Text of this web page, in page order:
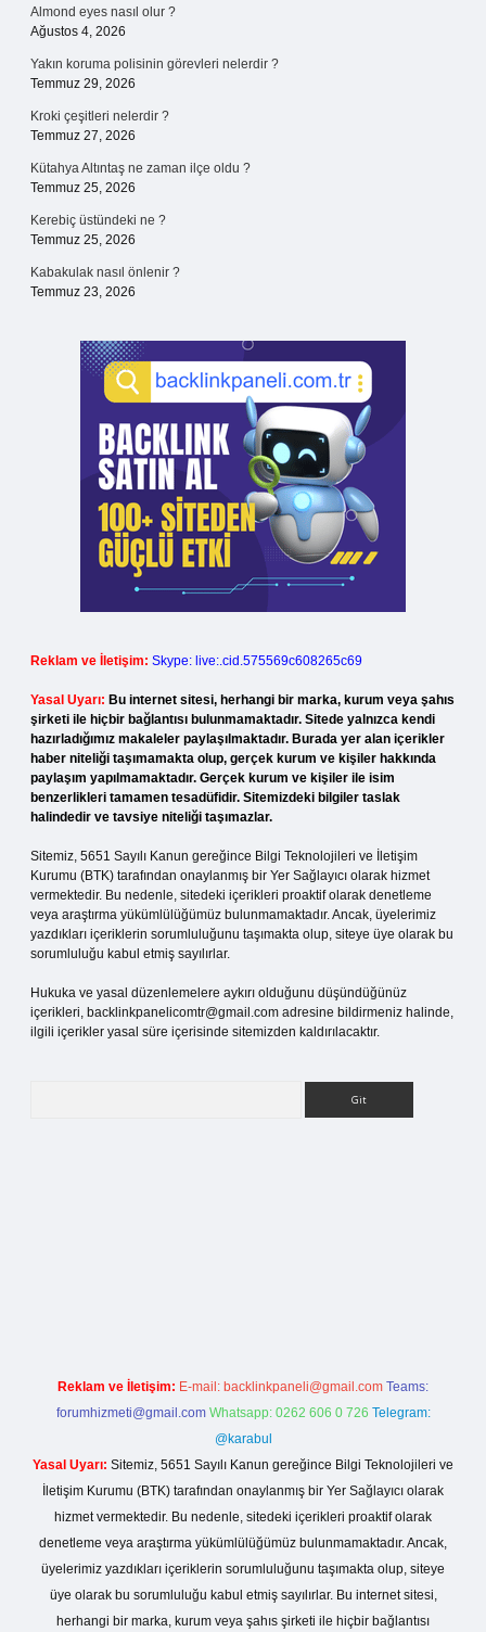
Almond eyes nasıl olur ?
Ağustos 4, 2026
Yakın koruma polisinin görevleri nelerdir ?
Temmuz 29, 2026
Kroki çeşitleri nelerdir ?
Temmuz 27, 2026
Kütahya Altıntaş ne zaman ilçe oldu ?
Temmuz 25, 2026
Kerebiç üstündeki ne ?
Temmuz 25, 2026
Kabakulak nasıl önlenir ?
Temmuz 23, 2026
Reklam ve İletişim: Skype: live:.cid.575569c608265c69
Yasal Uyarı: Bu internet sitesi, herhangi bir marka, kurum veya şahıs
şirketi ile hiçbir bağlantısı bulunmamaktadır. Sitede yalnızca kendi
hazırladığımız makaleler paylaşılmaktadır. Burada yer alan içerikler
haber niteliği taşımamakta olup, gerçek kurum ve kişiler hakkında
paylaşım yapılmamaktadır. Gerçek kurum ve kişiler ile isim
benzerlikleri tamamen tesadüfidir. Sitemizdeki bilgiler taslak
halindedir ve tavsiye niteliği taşımazlar.
Sitemiz, 5651 Sayılı Kanun gereğince Bilgi Teknolojileri ve İletişim
Kurumu (BTK) tarafından onaylanmış bir Yer Sağlayıcı olarak hizmet
vermektedir. Bu nedenle, sitedeki içerikleri proaktif olarak denetleme
veya araştırma yükümlülüğümüz bulunmamaktadır. Ancak, üyelerimiz
yazdıkları içeriklerin sorumluluğunu taşımakta olup, siteye üye olarak bu
sorumluluğu kabul etmiş sayılırlar.
Hukuka ve yasal düzenlemelere aykırı olduğunu düşündüğünüz
içerikleri, backlinkpanelicomtr@gmail.com adresine bildirmeniz halinde,
ilgili içerikler yasal süre içerisinde sitemizden kaldırılacaktır.
Reklam ve İletişim: E-mail: backlinkpaneli@gmail.com Teams:
forumhizmeti@gmail.com Whatsapp: 0262 606 0 726 Telegram:
@karabul
Yasal Uyarı: Sitemiz, 5651 Sayılı Kanun gereğince Bilgi Teknolojileri ve
İletişim Kurumu (BTK) tarafından onaylanmış bir Yer Sağlayıcı olarak
hizmet vermektedir. Bu nedenle, sitedeki içerikleri proaktif olarak
denetleme veya araştırma yükümlülüğümüz bulunmamaktadır. Ancak,
üyelerimiz yazdıkları içeriklerin sorumluluğunu taşımakta olup, siteye
üye olarak bu sorumluluğu kabul etmiş sayılırlar. Bu internet sitesi,
herhangi bir marka, kurum veya şahıs şirketi ile hiçbir bağlantısı